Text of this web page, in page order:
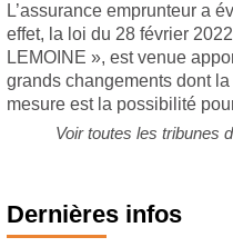
L’assurance emprunteur a
effet, la loi du 28 février
LEMOINE », est venue
grands changements dont
mesure est la possibilité
Voir toutes les tribunes
Dernières infos